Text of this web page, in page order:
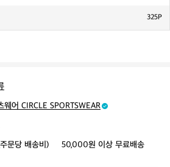
325P
웨어 CIRCLE SPORTSWEAR
문당 배송비) 50,000원 이상 무료배송